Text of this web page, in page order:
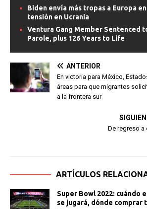
Biden envía más tropas a Europa
tensión en Ucrania
Ventura Gang Member Sentenced
Parole, plus 126 Years to Life
ANTERIOR
En victoria para México,
áreas para que migrantes
a la frontera sur
De regreso a
ARTÍCULOS
Super Bowl 2022: cuándo
se jugará, dónde comprar